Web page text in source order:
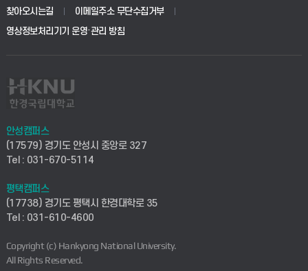
생명공학부
사회안전시스템공학부
컴퓨터응용수학부
ICT로봇기계공학부
전자전기공학부
디자인건축융합학부
교육대학원
학사시스템(전문학사 및 전공심화)
사이버캠퍼스(전문학사 및 전공심화)
시설바로처리서비스
연구실안전관리시스템
산학연구관리시스템
찾아오시는길(평택)
산학협력단
취업지원센터
창업지원센터
현장실습지원센터
찾아오시는길
이메일주소 무단수집거부
영상정보처리기기 운영·관리 방침
안성캠퍼스
(17579) 경기도 안성시 중앙로 327
Tel : 031-670-5114
평택캠퍼스
(17738) 경기도 평택시 한경대학로 35
Tel : 031-610-4600
Copyright (c) Hankyong National University.
All Rights Reserved.